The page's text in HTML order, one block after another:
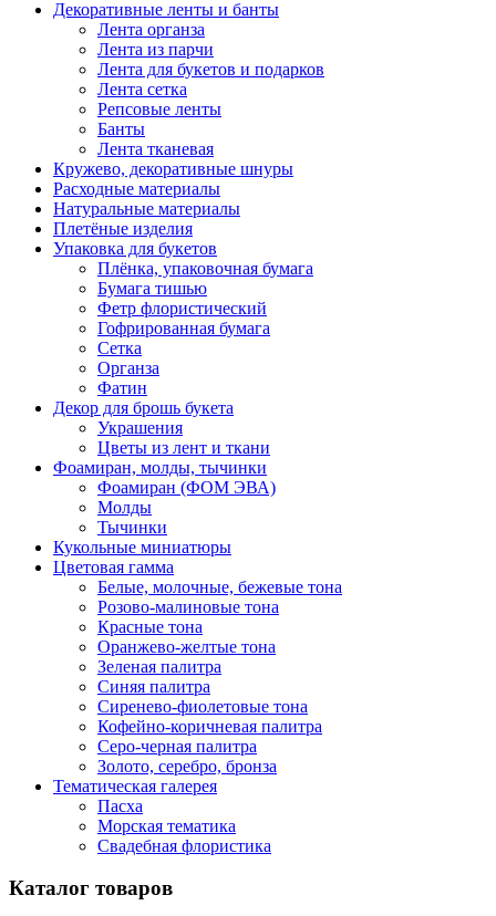
Декоративные ленты и банты
Лента органза
Лента из парчи
Лента для букетов и подарков
Лента сетка
Репсовые ленты
Банты
Лента тканевая
Кружево, декоративные шнуры
Расходные материалы
Натуральные материалы
Плетёные изделия
Упаковка для букетов
Плёнка, упаковочная бумага
Бумага тишью
Фетр флористический
Гофрированная бумага
Сетка
Органза
Фатин
Декор для брошь букета
Украшения
Цветы из лент и ткани
Фоамиран, молды, тычинки
Фоамиран (ФОМ ЭВА)
Молды
Тычинки
Кукольные миниатюры
Цветовая гамма
Белые, молочные, бежевые тона
Розово-малиновые тона
Красные тона
Оранжево-желтые тона
Зеленая палитра
Синяя палитра
Сиренево-фиолетовые тона
Кофейно-коричневая палитра
Серо-черная палитра
Золото, серебро, бронза
Тематическая галерея
Пасха
Морская тематика
Свадебная флористика
Каталог товаров